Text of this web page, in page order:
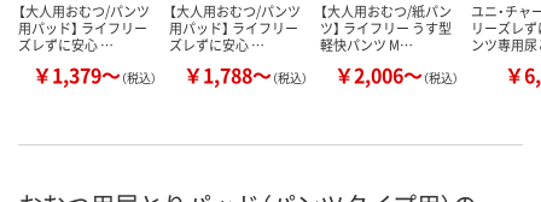
【大人用おむつ/パンツ
用パッド】 ライフリー
ズレずに安心 …
￥1,379～（税込）
【大人用おむつ/パンツ
用パッド】 ライフリー
ズレずに安心 …
￥1,788～（税込）
【大人用おむつ/紙パン
ツ】 ライフリー うす型
軽快パンツ M…
￥2,006～（税込）
ユニ・チャ
リーズレ
ンツ専用
￥